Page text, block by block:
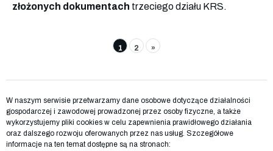
złożonych dokumentach trzeciego działu KRS.
1 2 »
W naszym serwisie przetwarzamy dane osobowe dotyczące działalności
gospodarczej i zawodowej prowadzonej przez osoby fizyczne, a także
wykorzystujemy pliki cookies w celu zapewnienia prawidłowego działania
oraz dalszego rozwoju oferowanych przez nas usług. Szczegółowe
informacje na ten temat dostępne są na stronach: